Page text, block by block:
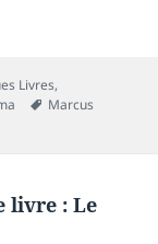
Livres,
Mots-
Marcus
livre : Le